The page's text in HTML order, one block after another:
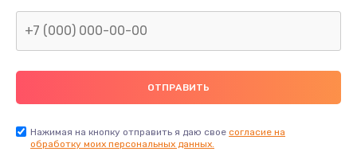
400 руб.
Заказать
Нажимая на кнопку отправить я даю свое согласие на
обработку моих персональных данных.